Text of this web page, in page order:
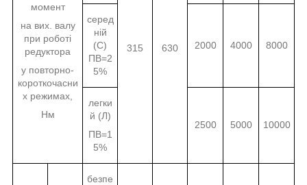
момент
на вих. валу
при роботі
редуктора
у повторно-
короткочасни
х режимах,
Нм
315 630
серед
ній
(С)
ПВ=2
5%
2000 4000 8000
легки
й (Л)
ПВ=1
5%
2500 5000 10000
безпе